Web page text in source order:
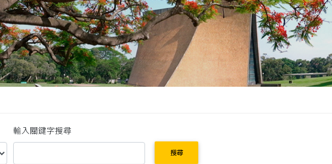
輸入關鍵字搜尋
搜尋